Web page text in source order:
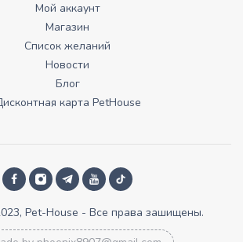
Мой аккаунт
Магазин
Список желаний
Новости
Блог
карта PetHouse
Pet-House - Все права зашищены.